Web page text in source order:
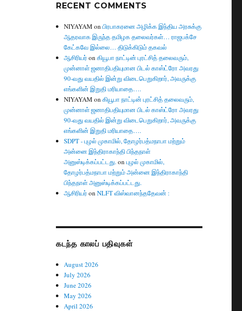
RECENT COMMENTS
NIYAYAM onபிரபாகரனை அழிக்க இந்திய அரசுக்கு
ஆதரவாக இருந்த தமிழக தலைவர்கள்… ராஜபக்சே
கேட்கவே இல்லை… திடுக்கிடும் தகவல்
ஆசிரியர் onகியூபா நாட்டின் புரட்சித் தலைவரும்,
முன்னாள் ஜனாதிபதியுமான பிடல் காஸ்ட்ரோ அவரது
90-வது வயதில் இன்று விடைபெறுகிறார், அவருக்கு
எங்களின் இறுதி மரியாதை….
NIYAYAM onகியூபா நாட்டின் புரட்சித் தலைவரும்,
முன்னாள் ஜனாதிபதியுமான பிடல் காஸ்ட்ரோ அவரது
90-வது வயதில் இன்று விடைபெறுகிறார், அவருக்கு
எங்களின் இறுதி மரியாதை….
SDPT - புழல் முகாமில், தோழர்பத்மநாபா மற்றும்
அன்னை இந்திராகாந்தி பிந்தநாள்
அனுஸ்டிக்கப்பட்டது.onபுழல் முகாமில்,
தோழர்பத்மநாபா மற்றும் அன்னை இந்திராகாந்தி
பிந்தநாள் அனுஸ்டிக்கப்பட்டது.
ஆசிரியர் onNLFT விஸ்வானந்ததேவன் :
கடந்த காலப் பதிவுகள்
August 2026
July 2026
June 2026
May 2026
April 2026